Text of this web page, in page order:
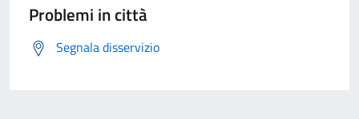
Problemi in città
Segnala disservizio